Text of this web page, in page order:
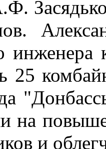
Засядько
инженера
25
на
и